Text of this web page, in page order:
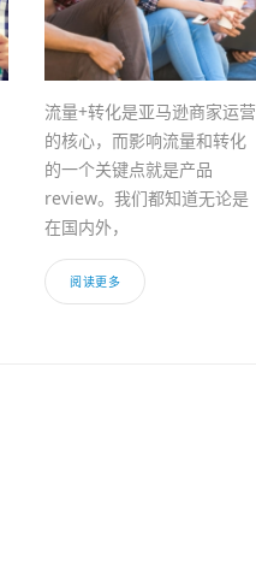
流量+转化是亚马逊商家运营
的核心，而影响流量和转化
的一个关键点就是产品
review。我们都知道无论是
在国内外，
阅读更多